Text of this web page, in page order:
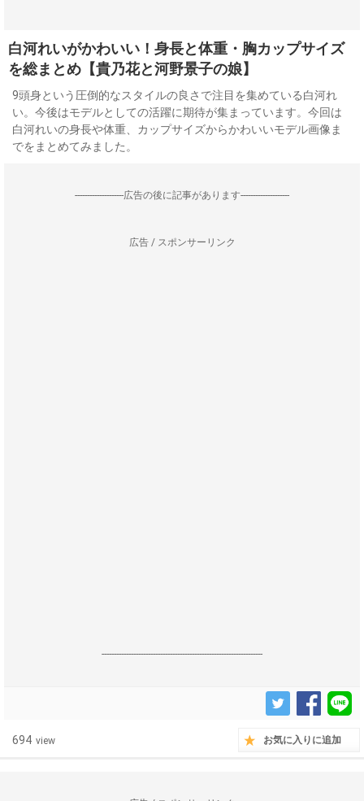
白河れいがかわいい！身長と体重・胸カップサイズ
を総まとめ【貴乃花と河野景子の娘】
9頭身という圧倒的なスタイルの良さで注目を集めている白河れ
い。今後はモデルとしての活躍に期待が集まっています。今回は
白河れいの身長や体重、カップサイズからかわいいモデル画像ま
でをまとめてみました。
--------------------広告の後に記事があります--------------------
広告 / スポンサーリンク
------------------------------------------------------------------
694 view お気に入りに追加